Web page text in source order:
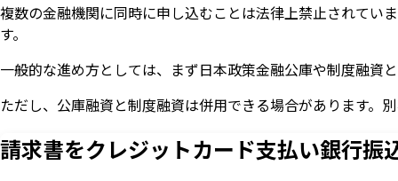
複数の金融機関に同時に申し込むことは法律上禁止されてい
す。
一般的な進め方としては、まず日本政策金融公庫や制度融資
ただし、公庫融資と制度融資は併用できる場合があります。
請求書をクレジットカード支払い銀行振